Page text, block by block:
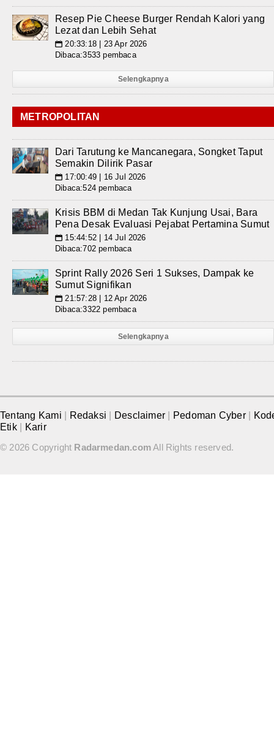
Resep Pie Cheese Burger Rendah Kalori yang
Lezat dan Lebih Sehat
📅 20:33:18 | 23 Apr 2026
Dibaca:3533 pembaca
Selengkapnya
METROPOLITAN
Dari Tarutung ke Mancanegara, Songket Taput
Semakin Dilirik Pasar
📅 17:00:49 | 16 Jul 2026
Dibaca:524 pembaca
Krisis BBM di Medan Tak Kunjung Usai, Bara
Pena Desak Evaluasi Pejabat Pertamina Sumut
📅 15:44:52 | 14 Jul 2026
Dibaca:702 pembaca
Sprint Rally 2026 Seri 1 Sukses, Dampak ke
Sumut Signifikan
📅 21:57:28 | 12 Apr 2026
Dibaca:3322 pembaca
Selengkapnya
Tentang Kami Redaksi Desclaimer Pedoman Cyber
Etik
Karir
© 2026 Copyright Radarmedan.comAll Rights reserved.